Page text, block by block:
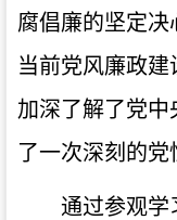
腐倡廉的坚定决
当前党风廉政建
加深了解了党
了一次深刻的党
通过参观学